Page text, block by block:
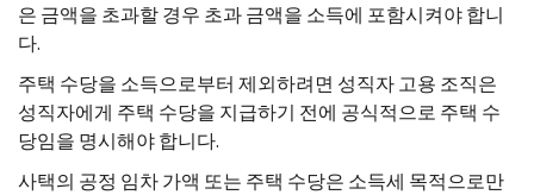
은 금액을 초과할 경우 초과 금액을 소득에 포함시켜야 합니
다.
주택 수당을 소득으로부터 제외하려면 성직자 고용 조직은
성직자에게 주택 수당을 지급하기 전에 공식적으로 주택 수
당임을 명시해야 합니다.
사택의 공정 임차 가액 또는 주택 수당은 소득세 목적으로만